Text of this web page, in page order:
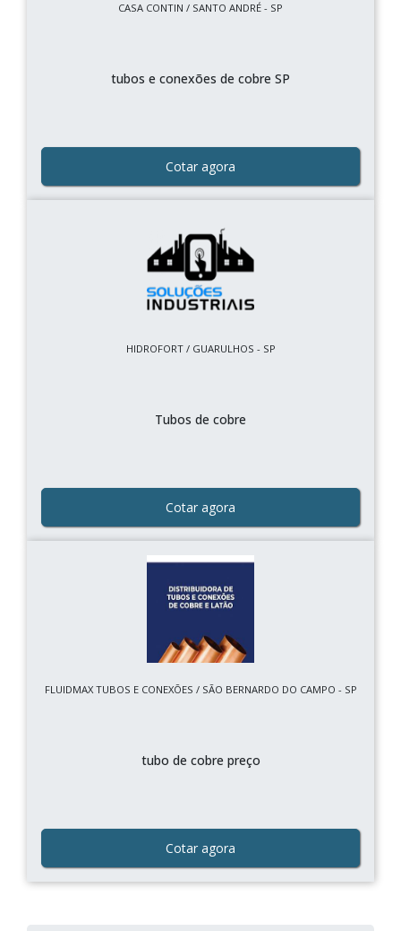
CASA CONTIN / SANTO ANDRÉ - SP
tubos e conexões de cobre SP
Cotar agora
HIDROFORT / GUARULHOS - SP
Tubos de cobre
Cotar agora
FLUIDMAX TUBOS E CONEXÕES / SÃO BERNARDO DO CAMPO - SP
tubo de cobre preço
Cotar agora